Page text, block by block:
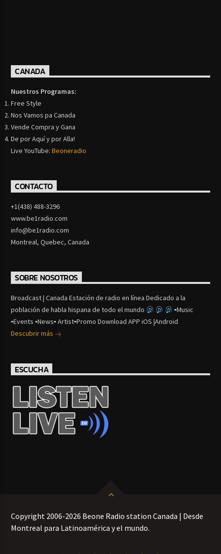
CANADA
Nuestros Programas:
Free Style
Nos Vamos pa Canada
Vende Compra y Gana
De por Aquí y por Alla!
Live YouTube:Beoneradio
CONTACTO
+1(438) 488-3296
www.be1radio.com
info@be1radio.com
Montreal, Quebec, Canada
SOBRE NOSOTROS
Broadcast | Canada Estación de radio en línea Dedicado a la
población de habla hispana de todo el mundo
▪Music
▪Events ▪News▪ Artist▪Promo Download APP iOS |Android
Descubrir más
ESCUCHA
Copyright 2006-2026 Beone Radio station Canada | Desde
Montreal para Latinoamérica y el mundo.